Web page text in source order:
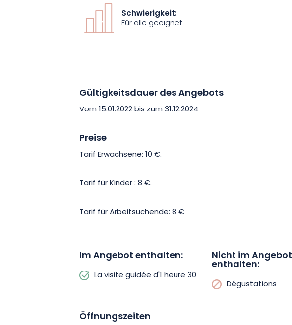
stellen.Ihr passionierter Stadtführer weiß
Diese 1,5-stündige
Schwierigkeit:
Für alle geeignet
Gültigkeitsdauer des Angebots
Vom 15.01.2022 bis zum 31.12.2024
Preise
Tarif Erwachsene: 10 €.
Tarif für Kinder : 8 €.
Tarif für Arbeitsuchende: 8 €
Im Angebot enthalten:
La visite guidée d'1 heure 30
Nicht im Angebot
enthalten:
Dégustations
Öffnungszeiten